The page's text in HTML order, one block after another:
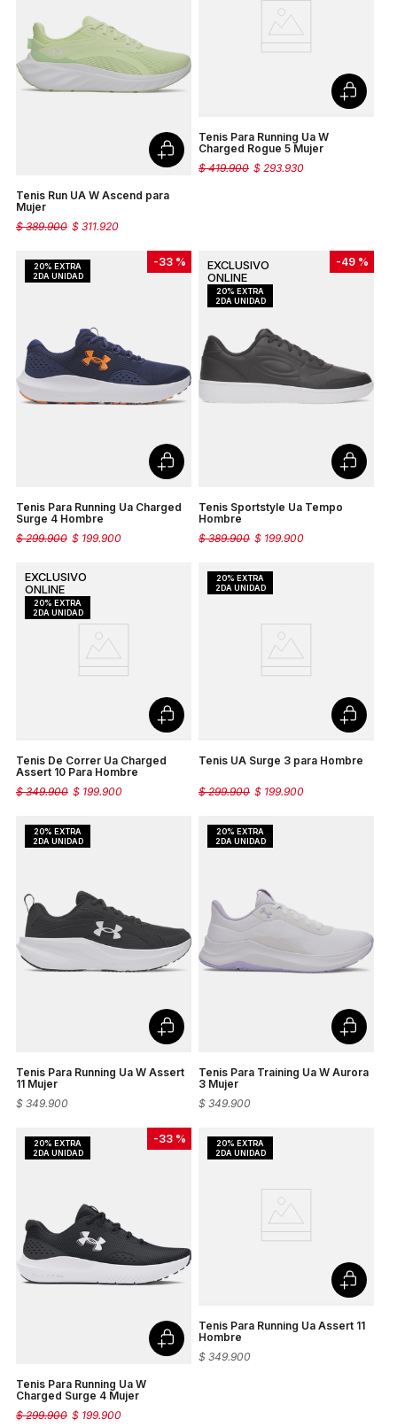
Tenis Run UA W Ascend para
Mujer
$ 311.920
$ 389.900
Tenis Para Running Ua W
Charged Rogue 5 Mujer
$ 293.930
$ 419.900
-33 %
Tenis Para Running Ua Charged
Surge 4 Hombre
$ 199.900
$ 299.900
-49 %
Tenis Sportstyle Ua Tempo
Hombre
$ 199.900
$ 389.900
Tenis De Correr Ua Charged
Assert 10 Para Hombre
$ 199.900
$ 349.900
Tenis UA Surge 3 para Hombre
$ 199.900
$ 299.900
Tenis Para Running Ua W Assert
11 Mujer
$ 349.900
Tenis Para Training Ua W Aurora
3 Mujer
$ 349.900
-33 %
Tenis Para Running Ua W
Charged Surge 4 Mujer
$ 199.900
$ 299.900
Tenis Para Running Ua Assert 11
Hombre
$ 349.900